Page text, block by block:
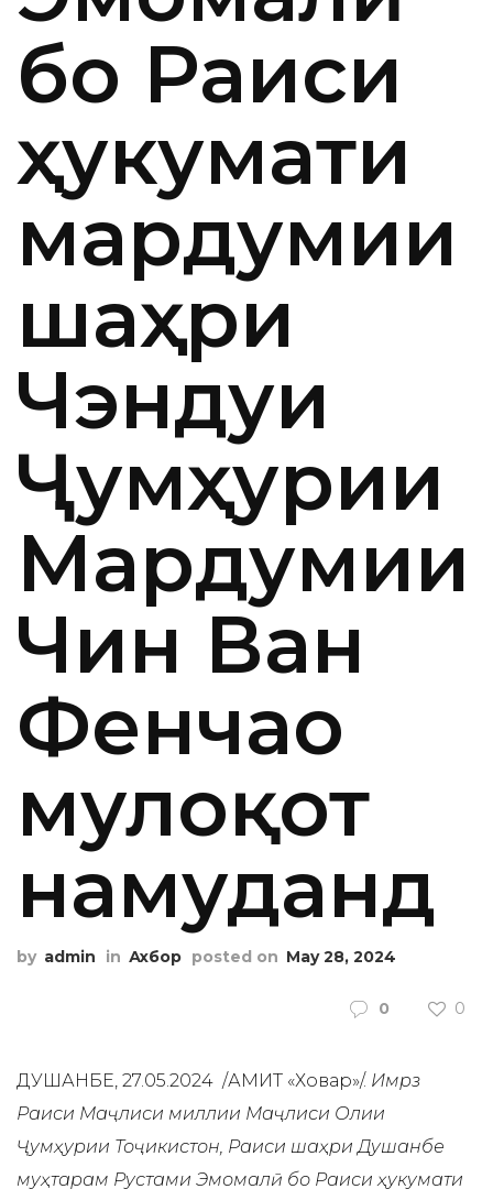
бо Раиси
ҳукумати
мардумии
шаҳри
Чэндуи
Ҷумҳурии
Мардумии
Чин Ван
Фенчао
мулоқот
намуданд
by admin in Ахбор posted on May 28, 2024
0 0
ДУШАНБЕ, 27.05.2024 /АМИТ «Ховар»/. Имрӯз
Раиси Маҷлиси миллии Маҷлиси Олии
Ҷумҳурии Тоҷикистон, Раиси шаҳри Душанбе
муҳтарам Рустами Эмомалӣ бо Раиси ҳукумати